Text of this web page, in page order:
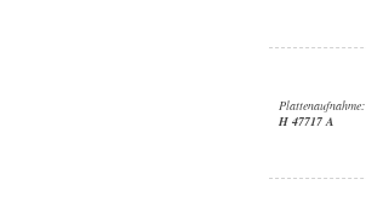
Plattenaufnahme:
H 47717 A